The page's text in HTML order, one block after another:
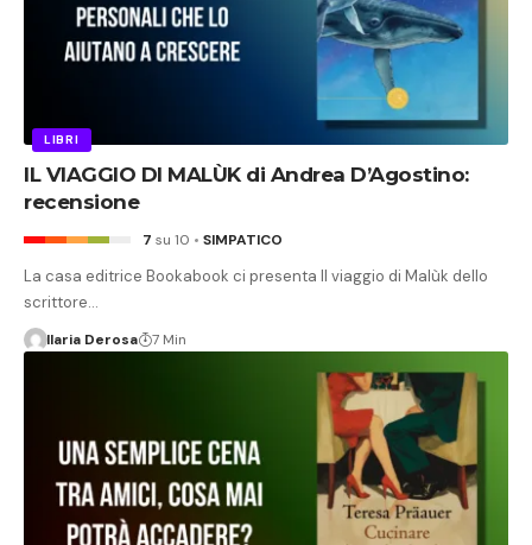
LIBRI
IL VIAGGIO DI MALÙK di Andrea D’Agostino:
recensione
7 su 10 SIMPATICO
La casa editrice Bookabook ci presenta Il viaggio di Malùk dello
scrittore…
Ilaria Derosa 7 Min